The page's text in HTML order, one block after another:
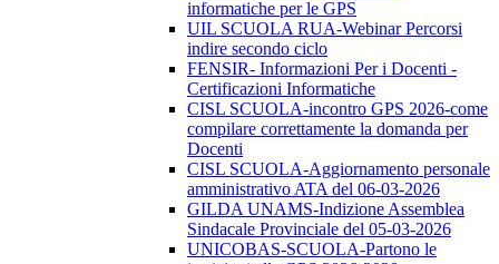
informatiche per le GPS
UIL SCUOLA RUA-Webinar Percorsi
indire secondo ciclo
FENSIR- Informazioni Per i Docenti -
Certificazioni Informatiche
CISL SCUOLA-incontro GPS 2026-come
compilare correttamente la domanda per
Docenti
CISL SCUOLA-Aggiornamento personale
amministrativo ATA del 06-03-2026
GILDA UNAMS-Indizione Assemblea
Sindacale Provinciale del 05-03-2026
UNICOBAS-SCUOLA-Partono le